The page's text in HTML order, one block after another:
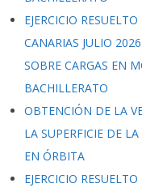
EJERCICIO
CANARIAS JULIO
SOBRE CARGAS EN
BACHILLERATO
OBTENCIÓN DE LA
LA SUPERFICIE DE
EN ÓRBITA
EJERCICIO